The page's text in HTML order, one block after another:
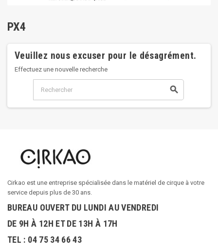
PX4
Veuillez nous excuser pour le désagrément.
Effectuez une nouvelle recherche
search
Cirkao est une entreprise spécialisée dans le matériel de cirque à votre
service depuis plus de 30 ans.
BUREAU OUVERT DU LUNDI AU VENDREDI
DE 9H À 12H ET DE 13H À 17H
TEL : 04 75 34 66 43